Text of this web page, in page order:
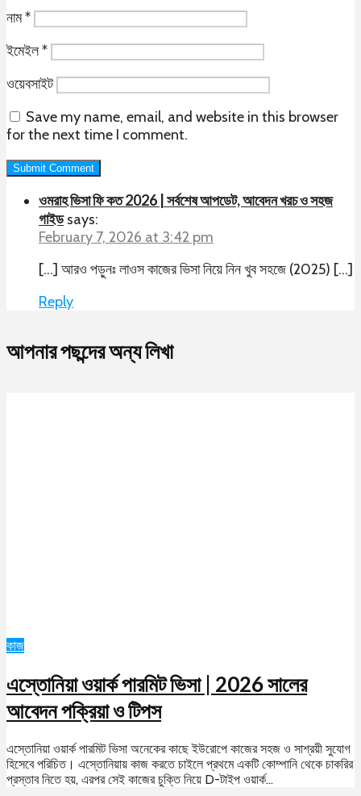
নাম*
ইমেইল*
ওয়েবসাইট
Save my name, email, and website in this browser
for the next time I comment.
ওমরাহ ভিসা ফি কত 2026 | সর্বশেষ আপডেট, আবেদন খরচ ও সহজ
গাইড says:
February 7, 2026 at 3:42 pm
[…] আরও পড়ুনঃ লাওস কাজের ভিসা নিয়ে নিন খুব সহজে (2025) […]
Reply
আপনার পছন্দের অন্য লিখা
কাজ
এস্তোনিয়া ওয়ার্ক পারমিট ভিসা | 2026 সালের
আবেদন পক্রিয়া ও টিপস
এস্তোনিয়া ওয়ার্ক পারমিট ভিসা অনেকের কাছে ইউরোপে কাজের সহজ ও সাশ্রয়ী সুযোগ
হিসেবে পরিচিত। এস্তোনিয়ায় কাজ করতে চাইলে প্রথমে একটি কোম্পানি থেকে চাকরির
প্রস্তাব নিতে হয়, এরপর সেই কাজের চুক্তি নিয়ে D-টাইপ ওয়ার্ক...